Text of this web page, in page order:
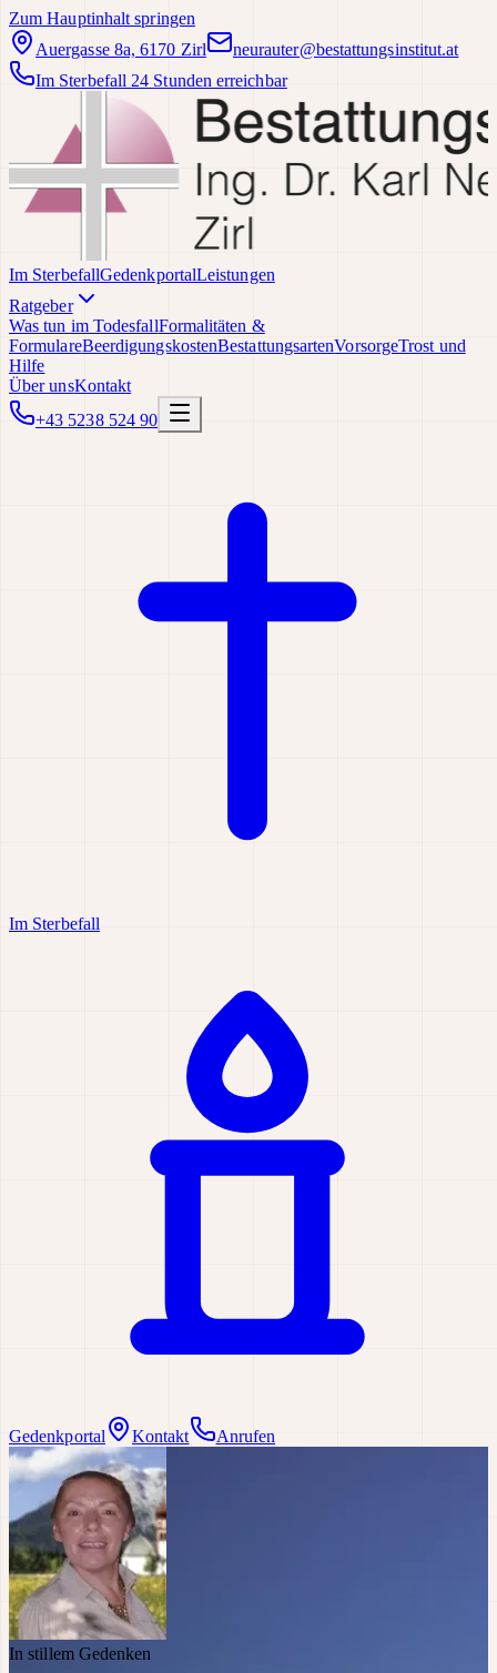
Zum Hauptinhalt springen
Auergasse 8a, 6170 Zirl
neurauter@bestattungsinstitut.at
Im Sterbefall 24 Stunden erreichbar
Im SterbefallGedenkportalLeistungen
Ratgeber
Was tun im TodesfallFormalitäten &
FormulareBeerdigungskostenBestattungsartenVorsorgeTrost und
Hilfe
Über unsKontakt
+43 5238 524 90
Im Sterbefall
Gedenkportal Kontakt Anrufen
In stillem Gedenken